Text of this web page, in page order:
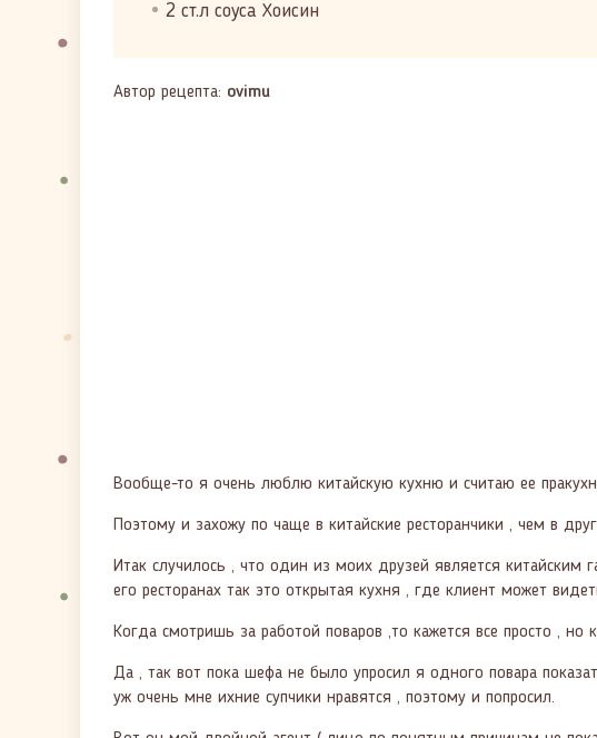
2 ст.л соуса Хоисин
Автор рецепта: ovimu
Вообще-то я очень люблю китайскую кухню и считаю ее
Поэтому и захожу по чаще в китайские ресторанчики , чем в
Итак случилось , что один из моих друзей является
его ресторанах так это открытая кухня , где клиент может
Когда смотришь за работой поваров ,то кажется все просто ,
Да , так вот пока шефа не было упросил я одного повара
уж очень мне ихние супчики нравятся , поэтому и попросил.